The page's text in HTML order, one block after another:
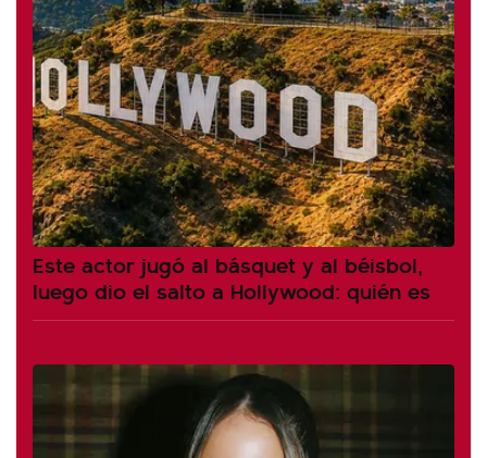
Este actor jugó al básquet y al béisbol,
luego dio el salto a Hollywood: quién es